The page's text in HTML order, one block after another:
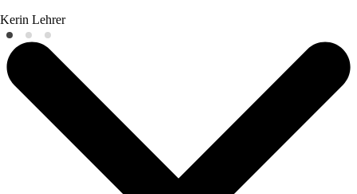
Kerin Lehrer